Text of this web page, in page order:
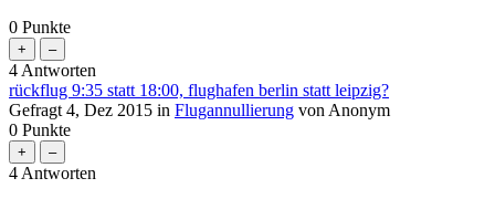
0 Punkte
4 Antworten
rückflug 9:35 statt 18:00, flughafen berlin statt leipzig?
Gefragt 4, Dez 2015 in Flugannullierung von Anonym
0 Punkte
4 Antworten